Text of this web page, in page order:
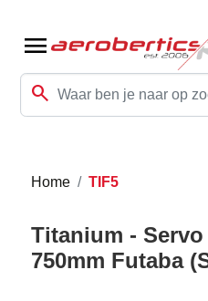
menu
search
Home TIF5
Titanium -
750mm Futaba